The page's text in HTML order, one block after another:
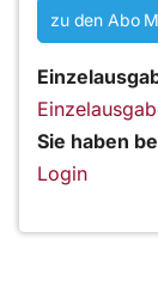
zu den Abo
Sie haben
Login